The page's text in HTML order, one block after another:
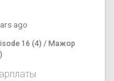
ago
16 (4) / Мажор